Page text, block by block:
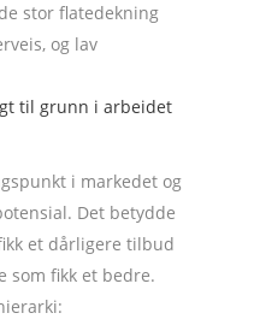
stor flatedekning
og lav
til grunn i arbeidet
i markedet og
Det betydde
et dårligere tilbud
som fikk et bedre.